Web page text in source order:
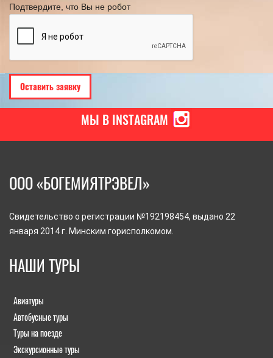
Подтвердите, что Вы не робот
МЫ В INSTAGRAM
ООО «БОГЕМИЯТРЭВЕЛ»
Свидетельство о регистрации №192198454, выдано 22
января 2014 г. Минским горисполкомом.
НАШИ ТУРЫ
Авиатуры
Автобусные туры
Туры на поезде
Экскурсионные туры